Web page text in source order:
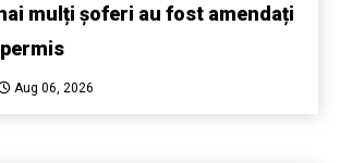
mulți șoferi au fost amendați
Aug 06, 2026